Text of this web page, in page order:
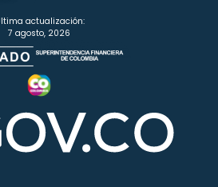
actualización:
7 agosto, 2026